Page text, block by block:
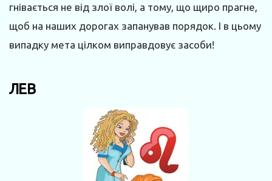
гнівається не від злої волі, а тому, що щиро прагне,
щоб на наших дорогах запанував порядок. І в цьому
випадку мета цілком виправдовує засоби!
ЛЕВ